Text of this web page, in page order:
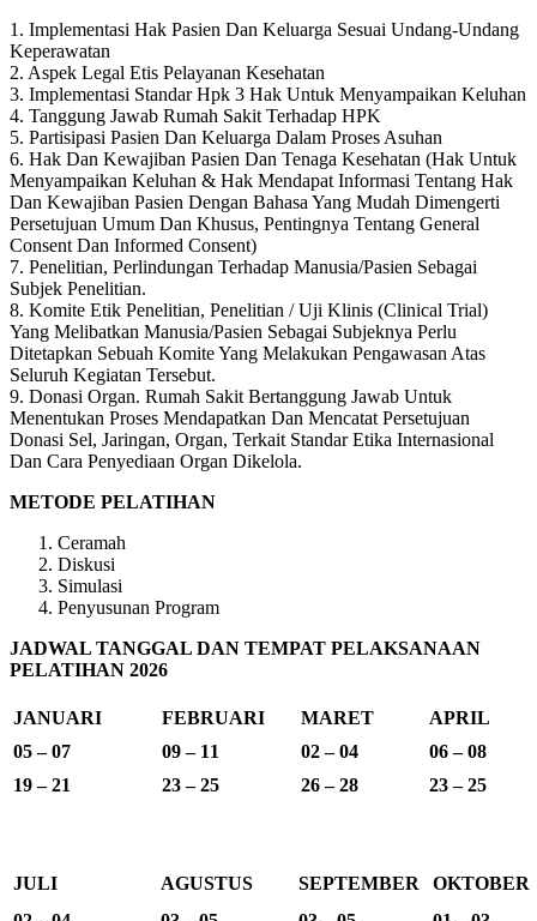
1. Implementasi Hak Pasien Dan Keluarga Sesuai Undang-Undang
Keperawatan
2. Aspek Legal Etis Pelayanan Kesehatan
3. Implementasi Standar Hpk 3 Hak Untuk Menyampaikan Keluhan
4. Tanggung Jawab Rumah Sakit Terhadap HPK
5. Partisipasi Pasien Dan Keluarga Dalam Proses Asuhan
6. Hak Dan Kewajiban Pasien Dan Tenaga Kesehatan (Hak Untuk
Menyampaikan Keluhan & Hak Mendapat Informasi Tentang Hak
Dan Kewajiban Pasien Dengan Bahasa Yang Mudah Dimengerti
Persetujuan Umum Dan Khusus, Pentingnya Tentang General
Consent Dan Informed Consent)
7. Penelitian, Perlindungan Terhadap Manusia/Pasien Sebagai
Subjek Penelitian.
8. Komite Etik Penelitian, Penelitian / Uji Klinis (Clinical Trial)
Yang Melibatkan Manusia/Pasien Sebagai Subjeknya Perlu
Ditetapkan Sebuah Komite Yang Melakukan Pengawasan Atas
Seluruh Kegiatan Tersebut.
9. Donasi Organ. Rumah Sakit Bertanggung Jawab Untuk
Menentukan Proses Mendapatkan Dan Mencatat Persetujuan
Donasi Sel, Jaringan, Organ, Terkait Standar Etika Internasional
Dan Cara Penyediaan Organ Dikelola.
METODE PELATIHAN
Ceramah
Diskusi
Simulasi
Penyusunan Program
JADWAL TANGGAL DAN TEMPAT PELAKSANAAN
PELATIHAN 2026
JANUARI FEBRUARI MARET
APRIL
05 – 07
09 – 11 02 – 04
06 – 08
19 – 21
23 – 25 26 – 28 23 – 25
JULI AGUSTUS SEPTEMBER
OKTOBER